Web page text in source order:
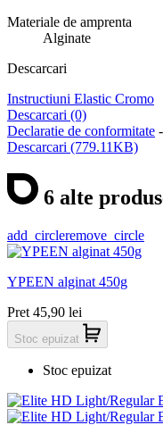
Materiale de amprenta
Alginate
Descarcari
Instructiuni Elastic Cromo
Descarcari (0)
Declaratie de conformitate
Descarcari (779.11KB)
6 alte
add_circleremove_circle
YPEEN alginat 450g
Pret 45,90 lei
Stoc epuizat
Stoc epuizat